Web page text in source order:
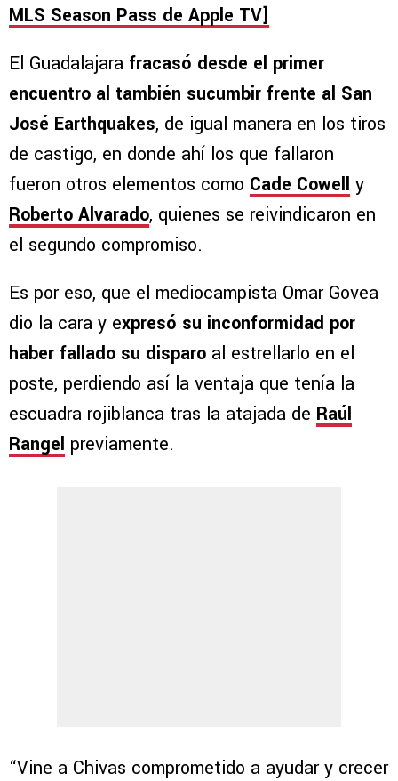
MLS Season Pass de Apple TV]
El Guadalajara fracasó desde el primer
encuentro al también sucumbir frente al San
José Earthquakes, de igual manera en los tiros
de castigo, en donde ahí los que fallaron
fueron otros elementos como Cade Cowell y
Roberto Alvarado, quienes se reivindicaron en
el segundo compromiso.
Es por eso, que el mediocampista Omar Govea
dio la cara y expresó su inconformidad por
haber fallado su disparo al estrellarlo en el
poste, perdiendo así la ventaja que tenía la
escuadra rojiblanca tras la atajada de Raúl
Rangel previamente.
“Vine a Chivas comprometido a ayudar y crecer